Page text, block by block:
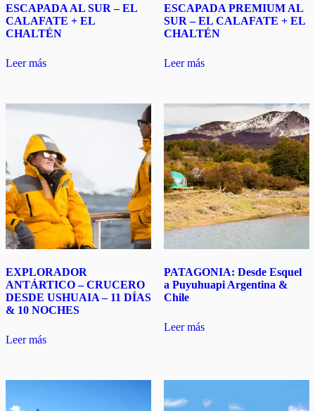
ESCAPADA AL SUR – EL
CALAFATE + EL
CHALTÉN
Leer más
ESCAPADA PREMIUM AL
SUR – EL CALAFATE + EL
CHALTÉN
Leer más
EXPLORADOR
ANTÁRTICO – CRUCERO
DESDE USHUAIA – 11 DÍAS
& 10 NOCHES
Leer más
PATAGONIA: Desde Esquel
a Puyuhuapi Argentina &
Chile
Leer más